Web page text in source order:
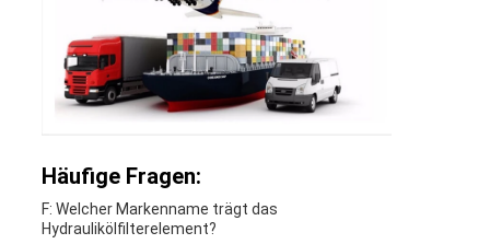
Häufige Fragen:
F: Welcher Markenname trägt das
Hydraulikölfilterelement?